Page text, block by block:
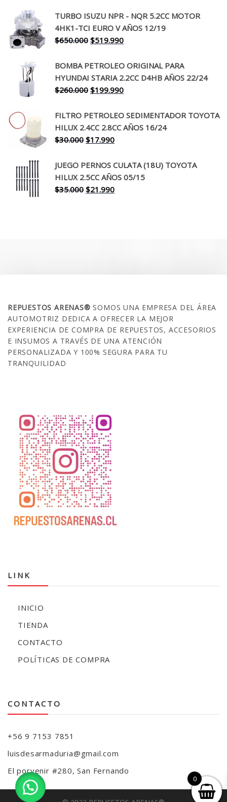
original
era:
$130.000.
actual
es:
$94.990.
TURBO ISUZU NPR - NQR 5.2CC MOTOR
4HK1-TCI EURO V AÑOS 12/19
$650.000 El
original
era:
$650.000.
$519.990El
actual
es:
$519.990.
BOMBA PETROLEO ORIGINAL PARA
HYUNDAI STARIA 2.2CC D4HB AÑOS 22/24
$260.000 El
original
era:
$260.000.
$199.990El
actual
es:
FILTRO PETROLEO SEDIMENTADOR TOYOTA
HILUX 2.4CC 2.8CC AÑOS 16/24
$30.000 El
original
era:
$30.000.
$17.990El
actual
es:
$17.990.
JUEGO PERNOS CULATA (18U) TOYOTA
HILUX 2.5CC AÑOS 05/15
$35.000 El
$21.990El
REPUESTOS ARENAS®SOMOS UNA EMPRESA DEL ÁREA
AUTOMOTRIZ DEDICA A OFRECER LA MEJOR
EXPERIENCIA DE COMPRA DE REPUESTOS, ACCESORIOS
E INSUMOS A TRAVÉS DE UNA ATENCIÓN
PERSONALIZADA Y 100% SEGURA PARA TU
TRANQUILIDAD
LINK
INICIO
TIENDA
CONTACTO
POLÍTICAS DE COMPRA
CONTACTO
+56 9 7153 7851
luisdesarmaduria@gmail.com
El porvenir #280, San Fernando
0